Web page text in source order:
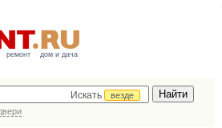
ремонт дом и дача
Искать
везде